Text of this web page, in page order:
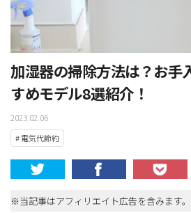
加湿器の掃除方法は？お手
すめモデル8選紹介！
2023.02.06
# 電気代節約
※当記事はアフィリエイト広告を含みます。